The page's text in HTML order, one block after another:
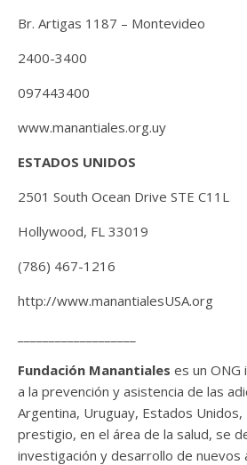
Br. Artigas 1187 – Montevideo
2400-3400
097443400
www.manantiales.org.uy
ESTADOS UNIDOS
2501 South Ocean Drive STE C11L
Hollywood, FL 33019
(786) 467-1216
http://www.manantialesUSA.org
Fundación Manantiales es un ONG
a la prevención y asistencia de las
Argentina, Uruguay, Estados Unidos,
prestigio, en el área de la salud, se
investigación y desarrollo de